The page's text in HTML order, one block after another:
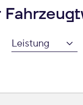
Leistung